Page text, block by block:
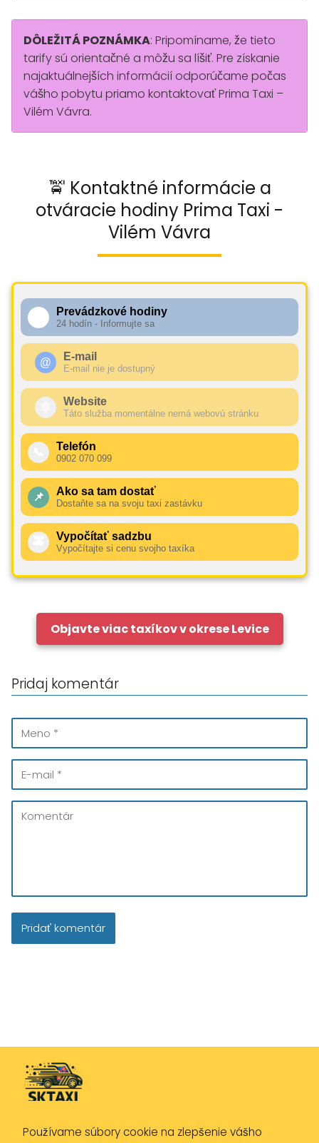
DÔLEŽITÁ POZNÁMKA: Pripomíname, že tieto
tarify sú orientačné a môžu sa líšiť. Pre získanie
najaktuálnejších informácií odporúčame počas
vášho pobytu priamo kontaktovať Prima Taxi –
Vilém Vávra.
🚖 Kontaktné informácie a
otváracie hodiny Prima Taxi -
Vilém Vávra
Prevádzkové hodiny
24 hodín - Informujte sa
@ E-mail
E-mail nie je dostupný
Website
Táto služba momentálne nemá webovú stránku
Telefón
0902 070 099
📌 Ako sa tam dostať
Dostaňte sa na svoju taxi zastávku
Vypočítať sadzbu
Vypočítajte si cenu svojho taxíka
Objavte viac taxíkov v okrese Levice
Pridaj komentár
Používame súbory cookie na zlepšenie vášho